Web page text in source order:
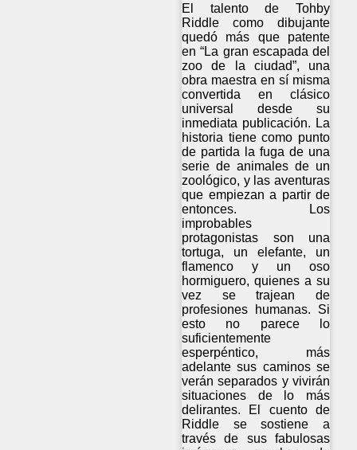
El talento de Tohby
Riddle como dibujante
quedó más que patente
en “La gran escapada del
zoo de la ciudad”, una
obra maestra en sí misma
convertida en clásico
universal desde su
inmediata publicación. La
historia tiene como punto
de partida la fuga de una
serie de animales de un
zoológico, y las aventuras
que empiezan a partir de
entonces. Los
improbables
protagonistas son una
tortuga, un elefante, un
flamenco y un oso
hormiguero, quienes a su
vez se trajean de
profesiones humanas. Si
esto no parece lo
suficientemente
esperpéntico, más
adelante sus caminos se
verán separados y vivirán
situaciones de lo más
delirantes. El cuento de
Riddle se sostiene a
través de sus fabulosas